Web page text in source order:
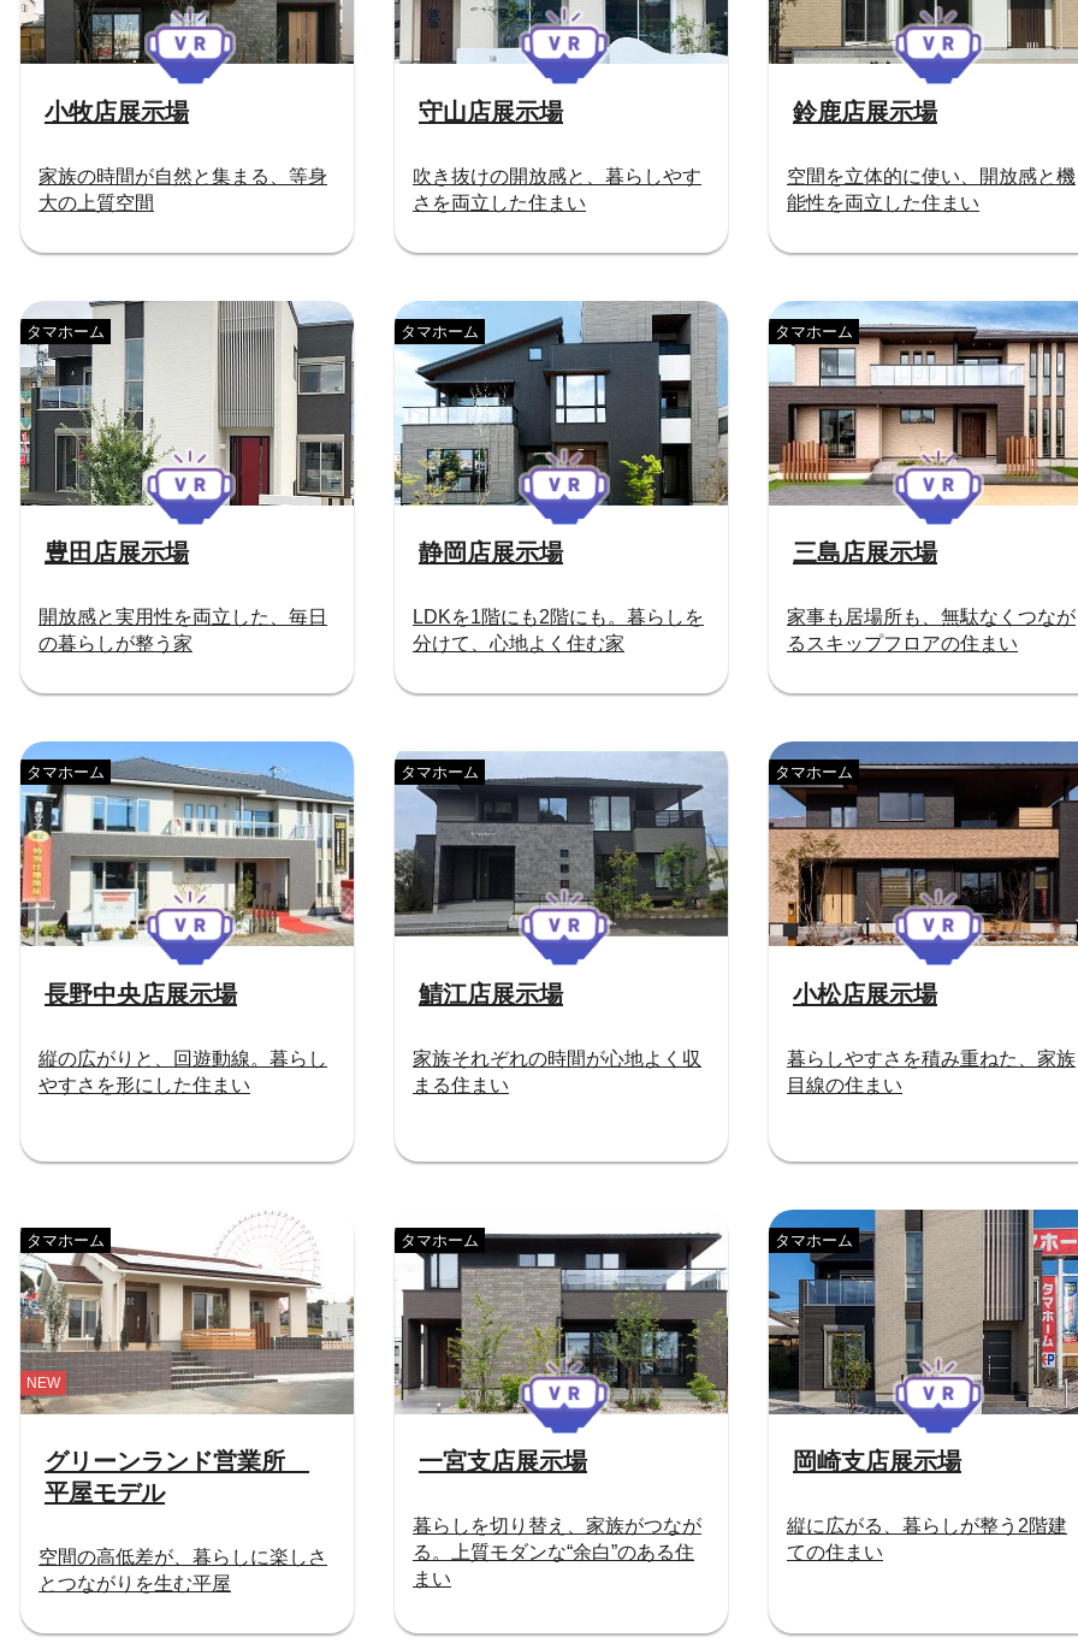
小牧店展示場
家族の時間が自然と集まる、等身
大の上質空間
守山店展示場
吹き抜けの開放感と、暮らしやす
さを両立した住まい
鈴鹿店展示場
空間を立体的に使い、開放感と機
能性を両立した住まい
豊田店展示場
タマホーム
開放感と実用性を両立した、毎日
の暮らしが整う家
静岡店展示場
タマホーム
LDKを1階にも2階にも。暮らしを
分けて、心地よく住む家
三島店展示場
タマホーム
家事も居場所も、無駄なくつなが
るスキップフロアの住まい
長野中央店展示場
タマホーム
縦の広がりと、回遊動線。暮らし
やすさを形にした住まい
鯖江店展示場
タマホーム
家族それぞれの時間が心地よく収
まる住まい
小松店展示場
タマホーム
暮らしやすさを積み重ねた、家族
目線の住まい
グリーンランド営業所
平屋モデル
タマホーム
空間の高低差が、暮らしに楽しさ
とつながりを生む平屋
NEW
一宮支店展示場
タマホーム
暮らしを切り替え、家族がつなが
る。上質モダンな“余白”のある住
まい
岡崎支店展示場
タマホーム
縦に広がる、暮らしが整う2階建
ての住まい